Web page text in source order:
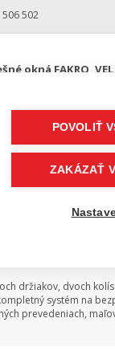
506 502
okná FAKRO,
Strešné
držiakov, dvoch
systém na
prevedeniach,
POVOLIŤ
ZAKÁZAŤ